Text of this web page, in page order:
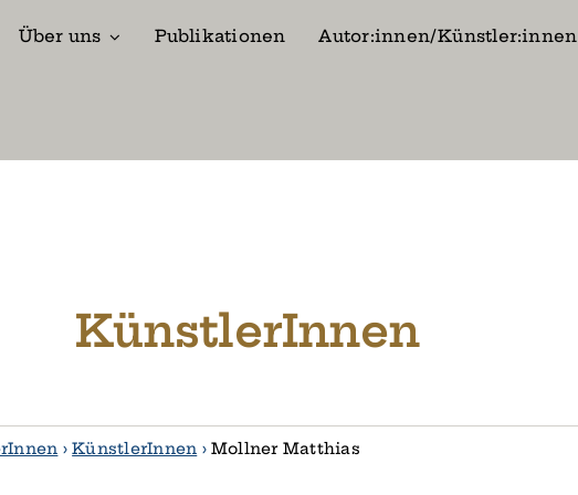
Über uns Publikationen Autor:innen/Künstler:innen
KünstlerInnen
›KünstlerInnen › Mollner Matthias